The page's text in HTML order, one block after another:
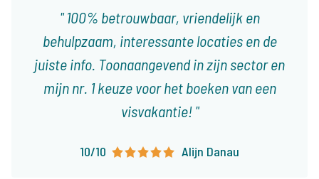
100% betrouwbaar, vriendelijk en
behulpzaam, interessante locaties en de
juiste info. Toonaangevend in zijn sector en
mijn nr. 1 keuze voor het boeken van een
visvakantie!
10/10 Alijn Danau